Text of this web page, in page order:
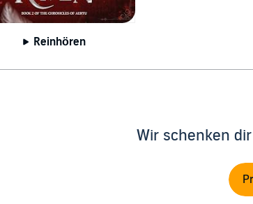
Reinhören
Wir schenken